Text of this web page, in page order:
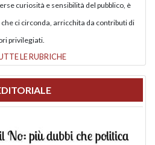
curiosità e sensibilità del pubblico, è
ci circonda, arricchita da contributi di
privilegiati.
LE RUBRICHE